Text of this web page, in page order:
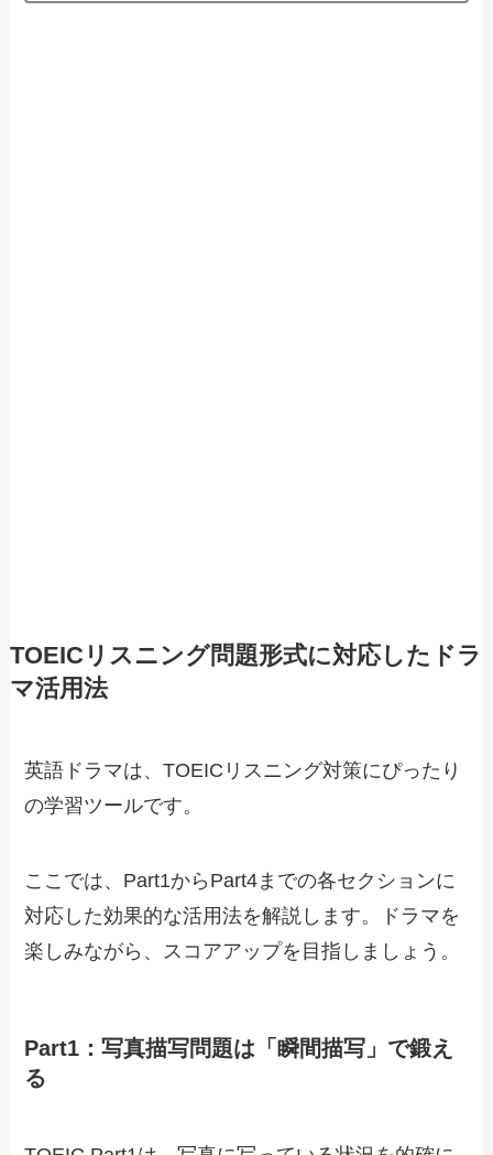
TOEICリスニング問題形式に対応したドラ
マ活用法
英語ドラマは、TOEICリスニング対策にぴったり
の学習ツールです。
ここでは、Part1からPart4までの各セクションに
対応した効果的な活用法を解説します。ドラマを
楽しみながら、スコアアップを目指しましょう。
Part1：写真描写問題は「瞬間描写」で鍛え
る